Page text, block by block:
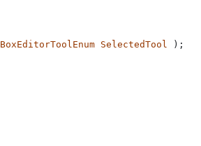
BoxEditorToolEnum SelectedTool );